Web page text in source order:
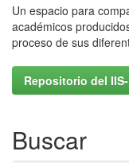
Un espacio para
académicos
proceso de sus
Repositorio del
Buscar